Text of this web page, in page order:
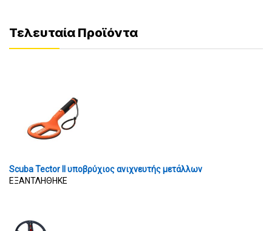
Τελευταία Προϊόντα
Scuba Tector II υποβρύχιος ανιχνευτής μετάλλων
ΕΞΑΝΤΛΗΘΗΚΕ